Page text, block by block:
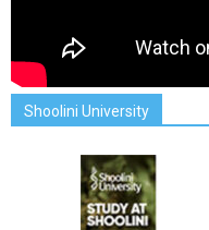
Shoolini University